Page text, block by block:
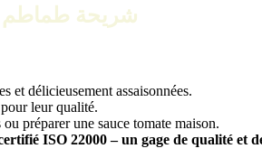
Tomates Séchées – 200g – شريحة طماطم
et délicieusement assaisonnées.
leur qualité.
préparer une sauce tomate maison.
ISO 22000 – un gage de qualité et